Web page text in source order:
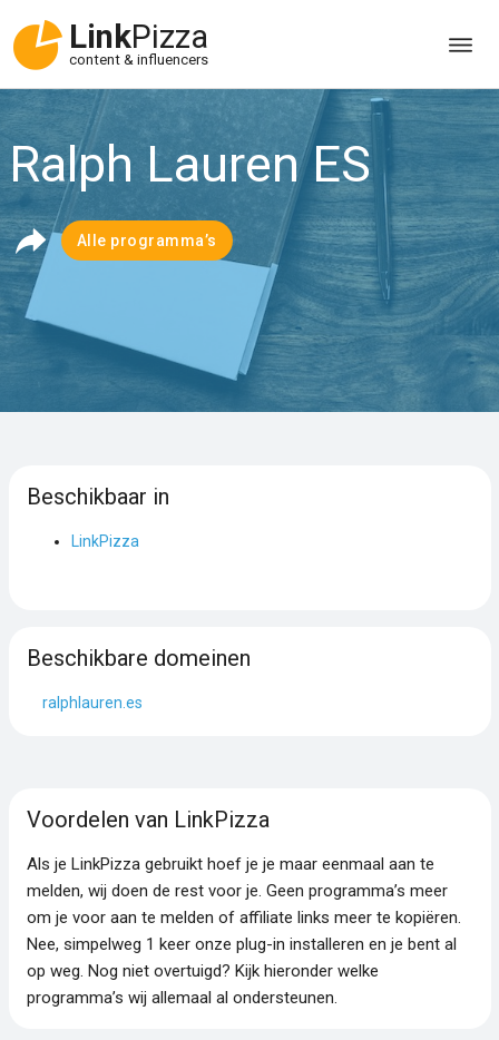
LinkPizza
content & influencers
Ralph Lauren ES
Alle programma’s
Beschikbaar in
LinkPizza
Beschikbare domeinen
ralphlauren.es
Voordelen van LinkPizza
Als je LinkPizza gebruikt hoef je je maar eenmaal aan te
melden, wij doen de rest voor je. Geen programma’s meer
om je voor aan te melden of affiliate links meer te kopiëren.
Nee, simpelweg 1 keer onze plug-in installeren en je bent al
op weg. Nog niet overtuigd? Kijk hieronder welke
programma’s wij allemaal al ondersteunen.